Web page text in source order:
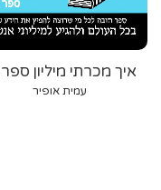
איך מכרתי מיליון
עמית אופיר